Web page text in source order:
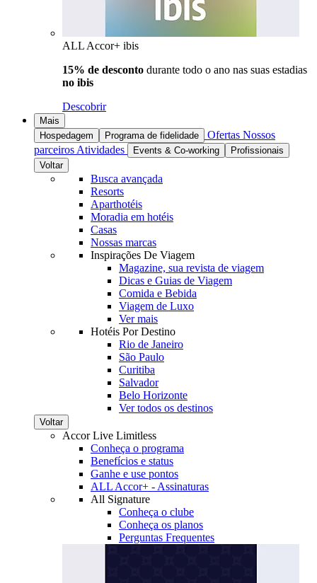
ALL Accor+ ibis
15% de desconto durante todo o ano nas suas estadias
no ibis
Descobrir
Mais
Hospedagem
Programa de fidelidade Ofertas Nossos
parceiros Atividades Events & Co-working
Profissionais
Voltar
Busca avançada
Resorts
Aparthotéis
Moradia em hotéis
Casas
Nossas marcas
Inspirações De Viagem
Magazine, sua revista de viagem
Dicas e Guias de Viagem
Comida e Bebida
Viagem de Luxo
Ver mais
Hotéis Por Destino
Rio de Janeiro
São Paulo
Curitiba
Salvador
Belo Horizonte
Ver todos os destinos
Voltar
Accor Live Limitless
Conheça o programa
Benefícios e status
Ganhe e use pontos
ALL Accor+ - Assinaturas
All Signature
Conheça o clube
Conheça os planos
Perguntas Frequentes